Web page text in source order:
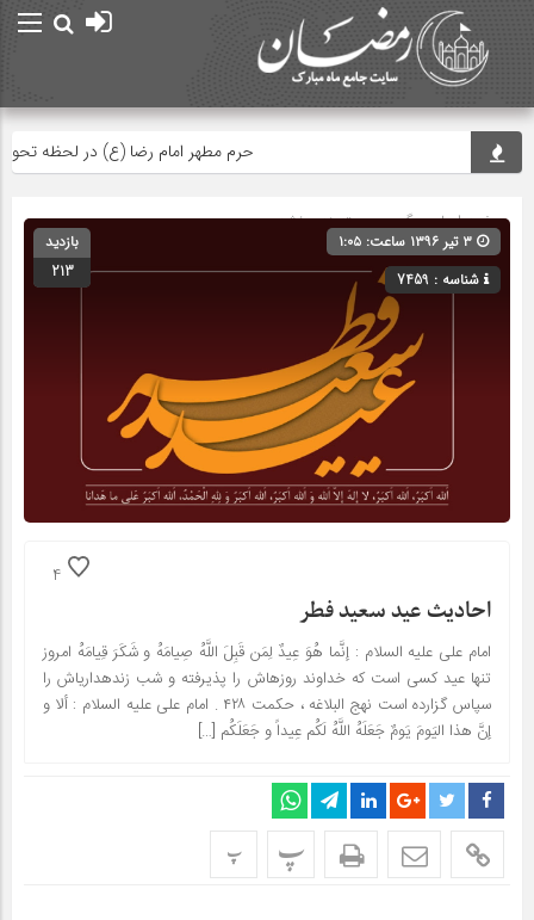
حرم مطهر امام رضا (ع) در لحظه تحویل
صفحه اصلی» گروه » دسته‌بندی نشده
شناسه : 7459
بازدید
213
4
احادیث عید سعید فطر
امام علی‏ علیه السلام : إنَّما هُوَ عِیدٌ لِمَن قَبِلَ اللَّهُ صِیامَهُ و شَکَرَ قِیامَهُ امروز
تنها عید کسی است که خداوند روزه‏اش را پذیرفته و شب زنده‏داری‏اش را
سپاس گزارده است نهج البلاغه ، حکمت ۴۲۸ . امام علی‏ علیه السلام : ألا و
إنَّ هذا الیَومَ یَومٌ جَعَلَهُ اللَّهُ لَکُم عِیداً و جَعَلَکُم […]
پ پ